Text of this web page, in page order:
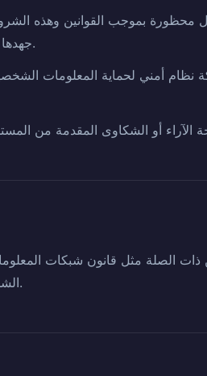
محظورة بموجب القوانين وهذه
جهدها لتقديم الخدمات بشكل مستمر ومستقر وفقًا لهذه الشروط.
أمني لحماية المعلومات
ذات الصلة مثل قانون شبكات
الشخصية للمستخدمين، وتنشئ وتعلن بشكل منفصل سياسة الخصوصية.